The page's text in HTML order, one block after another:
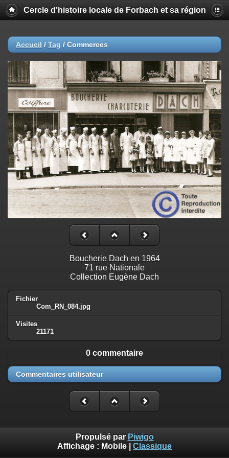
Cercle d'histoire locale de Forbach et sa région
Accueil / Tag / Commerces
Boucherie Dach en 1964
71 rue Nationale
Collection Eugène Dach
Fichier
Com_RN_084.jpg
Visites
21171
0 commentaire
Commentaires utilisateur
Propulsé par Piwigo
Affichage : Mobile Classique